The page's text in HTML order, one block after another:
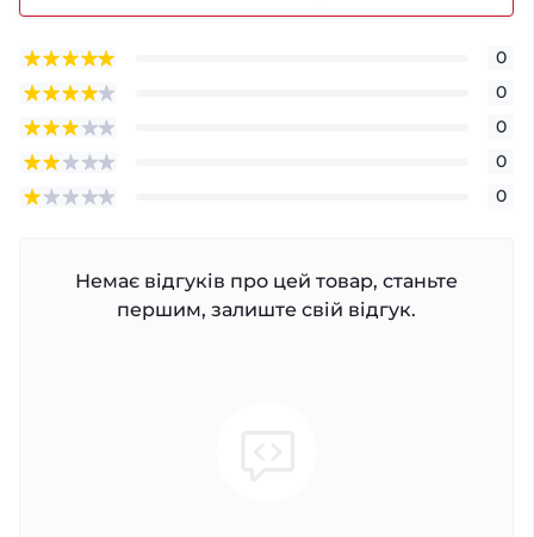
0
0
0
0
0
Немає відгуків про цей товар, станьте
першим, залиште свій відгук.